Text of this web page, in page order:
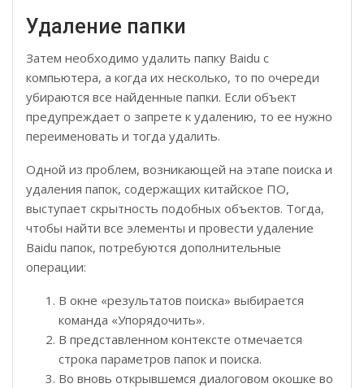
Удаление папки
Затем необходимо удалить папку Baidu с
компьютера, а когда их несколько, то по очереди
убираются все найденные папки. Если объект
предупреждает о запрете к удалению, то ее нужно
переименовать и тогда удалить.
Одной из проблем, возникающей на этапе поиска и
удаления папок, содержащих китайское ПО,
выступает скрытность подобных объектов. Тогда,
чтобы найти все элементы и провести удаление
Baidu папок, потребуются дополнительные
операции:
В окне «результатов поиска» выбирается
команда «Упорядочить».
В представленном контексте отмечается
строка параметров папок и поиска.
Во вновь открывшемся диалоговом окошке во